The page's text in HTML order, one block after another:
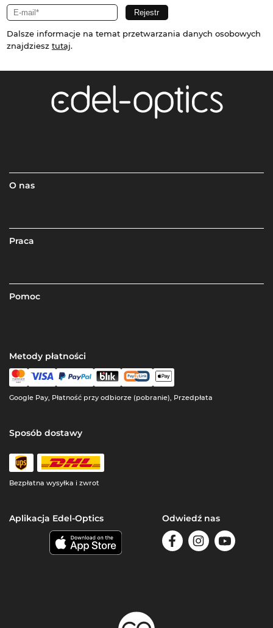
Dalsze informacje na temat przetwarzania danych osobowych
znajdziesz tutaj.
O nas
Praca
Pomoc
Metody płatności
Google Pay, Płatność przy odbiorze (pobranie), Przedpłata
Sposób dostawy
Bezpłatna wysyłka i zwrot
Aplikacja Edel-Optics Odwiedź nas